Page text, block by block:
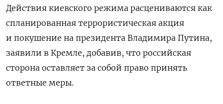
Действия киевского режима расцениваются как
спланированная террористическая акция
и покушение на президента Владимира Путина,
заявили в Кремле, добавив, что российская
сторона оставляет за собой право принять
ответные меры.